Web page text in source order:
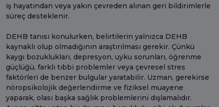
iş hayatından veya yakın çevreden alınan geri bildirimlerle
süreç desteklenir.
DEHB tanısı konulurken, belirtilerin yalnızca DEHB
kaynaklı olup olmadığının araştırılması gerekir. Çünkü
kaygı bozuklukları, depresyon, uyku sorunları, öğrenme
güçlüğü, farklı tıbbi problemler veya çevresel stres
faktörleri de benzer bulgular yaratabilir. Uzman, gerekirse
nöropsikolojik değerlendirme ve fiziksel muayene
yaparak, olası başka sağlık problemlerini dışlamalıdır.